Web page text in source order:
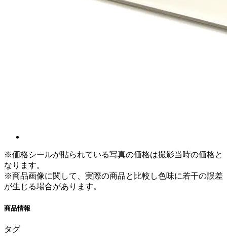
※価格シールが貼られている写真の価格は撮影当時の価格と
なります。
※商品画像に関して、実際の商品と比較し色味に若干の誤差
が生じる場合があります。
商品情報
タグ